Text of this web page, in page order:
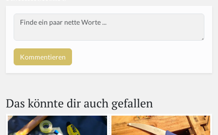
o
u
h
u
m
a
Body
Das könnte dir auch gefallen